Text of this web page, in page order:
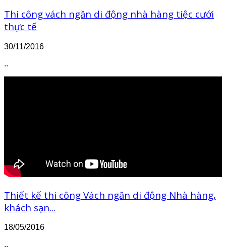
Thi công vách ngăn di động nhà hàng tiệc cưới
thực tế
30/11/2016
..
Thiết kế thi công Vách ngăn di động Nhà hàng,
khách sạn...
18/05/2016
..